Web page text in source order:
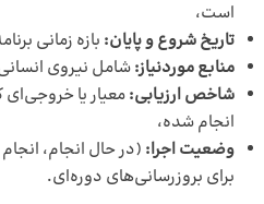
است،
تاریخ شروع و پایان: بازه زمانی
منابع موردنیاز:شامل نیروی
شاخص ارزیابی:معیار یا
انجام شده،
وضعیت اجرا: (در حال انجام،
برای بروزرسانی‌های دوره‌ای.